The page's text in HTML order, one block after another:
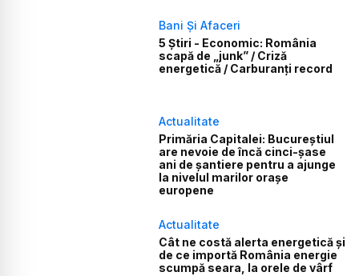
Bani Și Afaceri
5 Știri - Economic: România
scapă de „junk” / Criză
energetică / Carburanți record
Actualitate
Primăria Capitalei: Bucureștiul
are nevoie de încă cinci-șase
ani de șantiere pentru a ajunge
la nivelul marilor orașe
europene
Actualitate
Cât ne costă alerta energetică și
de ce importă România energie
scumpă seara, la orele de vârf